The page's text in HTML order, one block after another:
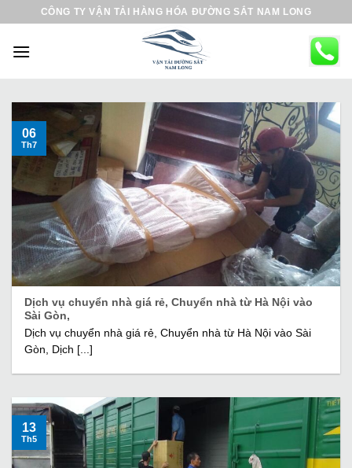
CÔNG TY VẬN TẢI HÀNG HÓA ĐƯỜNG SẮT NAM LONG
Dịch vụ chuyển nhà giá rẻ, Chuyển nhà từ Hà Nội vào
Sài Gòn,
Dịch vụ chuyển nhà giá rẻ, Chuyển nhà từ Hà Nội vào Sài
Gòn, Dịch [...]
06
Th7
13
Th5